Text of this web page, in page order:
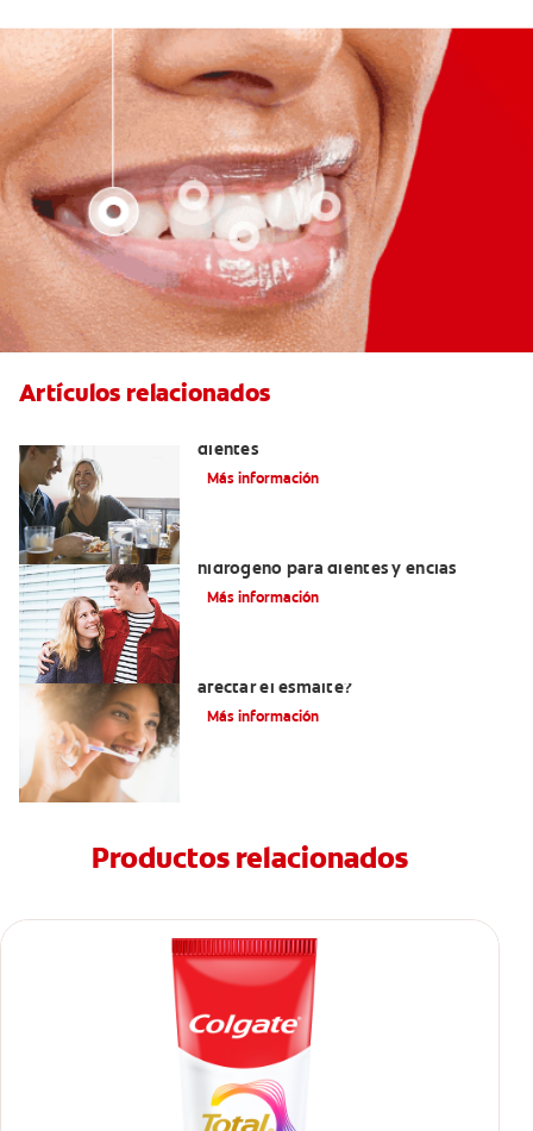
Artículos relacionados
dientes
Más información
hidrógeno para dientes y encías
Más información
afectar el esmalte?
Más información
Productos relacionados